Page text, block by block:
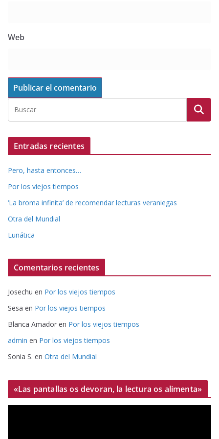
Web
Entradas recientes
Pero, hasta entonces…
Por los viejos tiempos
‘La broma infinita’ de recomendar lecturas veraniegas
Otra del Mundial
Lunática
Comentarios recientes
Josechu en Por los viejos tiempos
Sesa en Por los viejos tiempos
Blanca Amador en Por los viejos tiempos
admin en Por los viejos tiempos
Sonia S. en Otra del Mundial
«Las pantallas os devoran, la lectura os alimenta»